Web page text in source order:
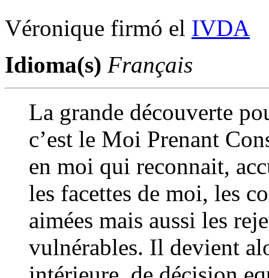
Véronique firmó el IVDA
Idioma(s) Français
La grande découverte
c’est le Moi Prenant
en moi qui reconnait,
les facettes de moi, les
aimées mais aussi les
vulnérables. Il devient